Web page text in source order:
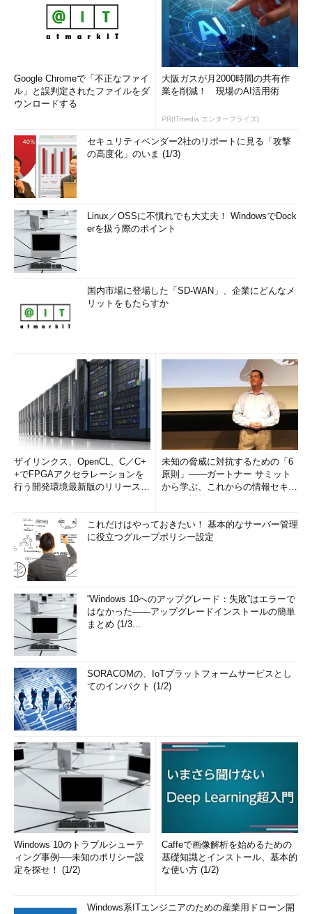
Google Chromeで「不正なファイ
ル」と誤判定されたファイルをダ
ウンロードする
大阪ガスが月2000時間の共有作
業を削減！ 現場のAI活用術
PR(ITmedia エンタープライズ)
セキュリティベンダー2社のリポートに見る「攻撃
の高度化」のいま (1/3)
Linux／OSSに不慣れでも大丈夫！ WindowsでDock
erを扱う際のポイント
国内市場に登場した「SD-WAN」、企業にどんなメ
リットをもたらすか
ザイリンクス、OpenCL、C／C+
+でFPGAアクセラレーションを
行う開発環境最新版のリリースを
未知の脅威に対抗するための「6
原則」――ガートナー サミット
から学ぶ、これからの情報セキュ
これだけはやっておきたい！ 基本的なサーバー管理
に役立つグループポリシー設定
“Windows 10へのアップグレード：失敗”はエラーで
はなかった――アップグレードインストールの簡単
まとめ (1/3...
SORACOMの、IoTプラットフォームサービスとし
てのインパクト (1/2)
Windows 10のトラブルシューテ
ィング事例──未知のポリシー設
定を探せ！ (1/2)
Caffeで画像解析を始めるための
基礎知識とインストール、基本的
な使い方 (1/2)
Windows系ITエンジニアのための産業用ドローン開